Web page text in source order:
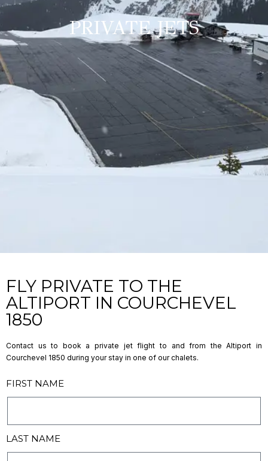
PRIVATE JETS
FLY PRIVATE TO THE
ALTIPORT IN COURCHEVEL
1850
Contact us to book a private jet flight to and from the Altiport in
Courchevel 1850 during your stay in one of our chalets.
FIRST NAME
LAST NAME